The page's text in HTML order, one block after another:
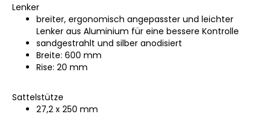
Lenker
breiter, ergonomisch angepasster und leichter
Lenker aus Aluminium für eine bessere Kontrolle
sandgestrahlt und silber anodisiert
Breite: 600 mm
Rise: 20 mm
Sattelstütze
27,2 x 250 mm